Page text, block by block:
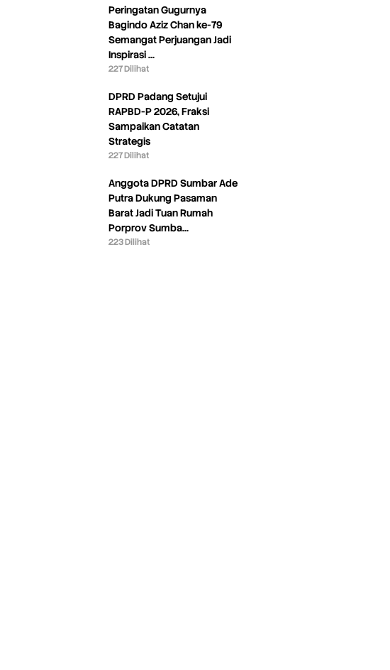
Peringatan Gugurnya
Bagindo Aziz Chan ke-79
Semangat Perjuangan Jadi
Inspirasi …
227 Dilihat
DPRD Padang Setujui
RAPBD-P 2026, Fraksi
Sampaikan Catatan
Strategis
227 Dilihat
Anggota DPRD Sumbar Ade
Putra Dukung Pasaman
Barat Jadi Tuan Rumah
Porprov Sumba…
223 Dilihat